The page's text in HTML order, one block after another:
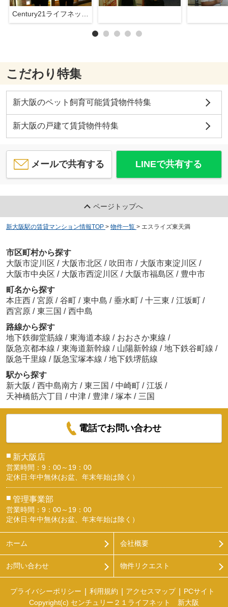
Century21ライフネット新大阪店
こだわり特集
新大阪のペット飼育可能賃貸物件特集
新大阪の戸建て賃貸物件特集
メールで共有する LINEで共有する
ページトップへ
新大阪駅の賃貸マンション情報TOP > 物件一覧 > エスライズ東天満
市区町村から探す
大阪市淀川区 / 大阪市北区 / 吹田市 / 大阪市東淀川区 /
大阪市中央区 / 大阪市西淀川区 / 大阪市福島区 / 豊中市
町名から探す
本庄西 / 宮原 / 谷町 / 東中島 / 垂水町 / 十三東 / 江坂町 /
西宮原 / 東三国 / 西中島
路線から探す
地下鉄御堂筋線 / 東海道本線 / おおさか東線 /
阪急京都本線 / 東海道新幹線 / 山陽新幹線 / 地下鉄谷町線 /
阪急千里線 / 阪急宝塚本線 / 地下鉄堺筋線
駅から探す
新大阪 / 西中島南方 / 東三国 / 中崎町 / 江坂 /
天神橋筋六丁目 / 中津 / 豊津 / 塚本 / 三国
電話でお問い合わせ
■ 新大阪店
営業時間：9：00～19：00
定休日:年中無休(お盆、年末年始は除く）
■ 管理事業部
営業時間：9：00～19：00
定休日:年中無休(お盆、年末年始は除く）
ホーム 会社概要
お問い合わせ 物件リクエスト
プライバシーポリシー 利用規約 アクセスマップ
PCサイト
Copyright(c) センチュリー２１ライフネット 新大阪